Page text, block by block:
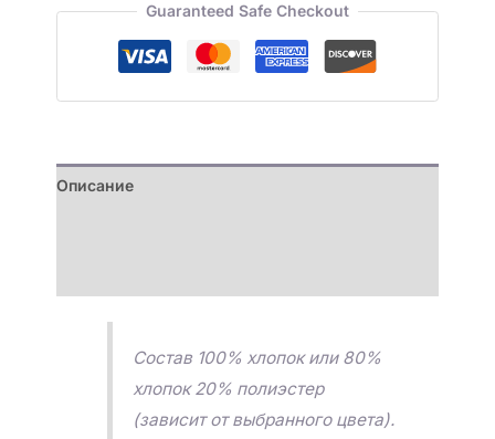
Guaranteed Safe Checkout
Описание
Состав 100% хлопок или 80%
хлопок 20% полиэстер
(зависит от выбранного цвета).